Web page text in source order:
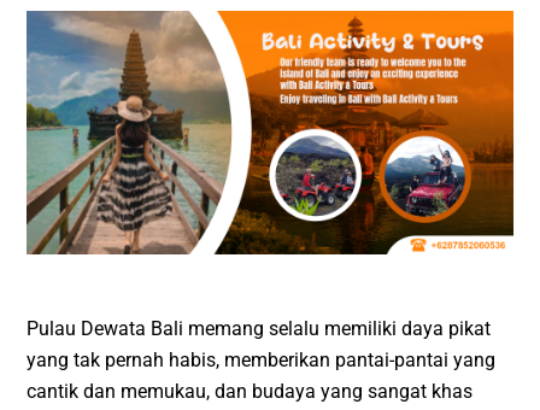
Pulau Dewata Bali memang selalu memiliki daya pikat
yang tak pernah habis, memberikan pantai-pantai yang
cantik dan memukau, dan budaya yang sangat khas